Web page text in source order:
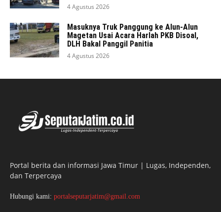
4 Agustus 2026
Masuknya Truk Panggung ke Alun-Alun
Magetan Usai Acara Harlah PKB Disoal,
DLH Bakal Panggil Panitia
4 Agustus 2026
Portal berita dan informasi Jawa Timur | Lugas, Independen,
dan Terpercaya
Hubungi kami: portalseputarjatim@gmail.com